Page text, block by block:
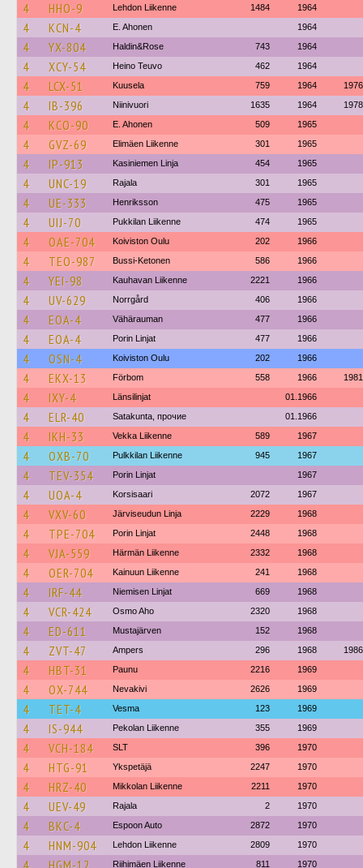
4 HHO-9 Lehdon Liikenne 1484 1964
4 KCN-4 E. Ahonen 1964
4 YX-804 Haldin&Rose 743 1964
4 XCY-54 Heino Teuvo 462 1964
4 LCX-51 Kuusela 759 1964 1976
4 IB-396 Niinivuori 1635 1964 1978
4 KCO-90 E. Ahonen 509 1965
4 GVZ-69 Elimäen Liikenne 301 1965
4 IP-913 Kasiniemen Linja 454 1965
4 UNC-19 Rajala 301 1965
4 UE-333 Henriksson 475 1965
4 UIJ-70 Pukkilan Liikenne 474 1965
4 OAE-704 Koiviston Oulu 202 1966
4 TEO-987 Bussi-Ketonen 586 1966
4 YEI-98 Kauhavan Liikenne 2221 1966
4 UV-629 Norrgård 406 1966
4 EOA-4 Vähärauman 477 1966
4 EOA-4 Porin Linjat 477 1966
4 OSN-4 Koiviston Oulu 202 1966
4 EKX-13 Förbom 558 1966 1981
4 IXY-4 Länsilinjat 01.1966
4 ELR-40 Satakunta, прочие 01.1966
4 IKH-33 Vekka Liikenne 589 1967
4 OXB-70 Pulkkilan Liikenne 945 1967
4 TEV-354 Porin Linjat 1967
4 UOA-4 Korsisaari 2072 1967
4 VXV-60 Järviseudun Linja 2229 1968
4 TPE-704 Porin Linjat 2448 1968
4 VJA-559 Härmän Liikenne 2332 1968
4 OER-704 Kainuun Liikenne 241 1968
4 IRF-44 Niemisen Linjat 669 1968
4 VCR-424 Osmo Aho 2320 1968
4 ED-611 Mustajärven 152 1968
4 ZVT-47 Ampers 296 1968 1986
4 HBT-31 Paunu 2216 1969
4 OX-744 Nevakivi 2626 1969
4 TET-4 Vesma 123 1969
4 IS-944 Pekolan Liikenne 355 1969
4 VCH-184 SLT 396 1970
4 HTG-91 Ykspetäjä 2247 1970
4 HRZ-40 Mikkolan Liikenne 2211 1970
4 UEV-49 Rajala 2 1970
4 BKC-4 Espoon Auto 2872 1970
4 HNM-904 Lehdon Liikenne 2809 1970
4 HGM-12 Riihimäen Liikenne 811 1970